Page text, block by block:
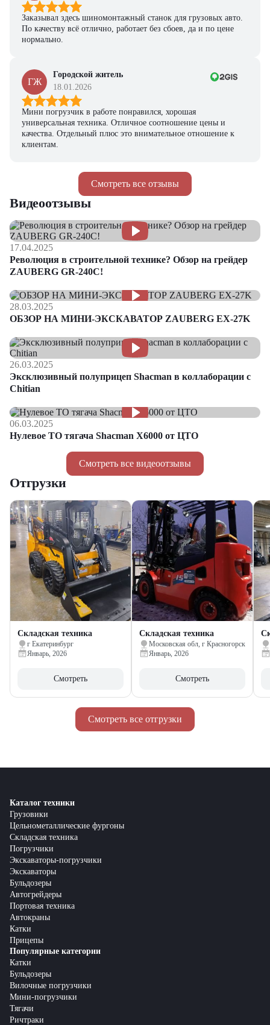
Смотреть все отзывы
Заказывал здесь шиномонтажный станок для грузовых авто.
По качеству всё отлично, работает без сбоев, да и по цене
нормально.
ГЖ
Городской житель
18.01.2026
Мини погрузчик в работе понравился, хорошая
универсальная техника. Отличное соотношение цены и
качества. Отдельный плюс это внимательное отношение к
клиентам.
Смотреть все видеоотзывы
Видеоотзывы
17.04.2025
Революция в строительной технике? Обзор на грейдер
ZAUBERG GR-240C!
28.03.2025
ОБЗОР НА МИНИ-ЭКСКАВАТОР ZAUBERG EX-27K
26.03.2025
Эксклюзивный полуприцеп Shacman в коллаборации с
Chitian
06.03.2025
Нулевое ТО тягача Shacman Х6000 от ЦТО
Смотреть все отгрузки
Отгрузки
Складская техника
г Екатеринбург
Январь, 2026
Смотреть
Складская техника
Московская обл, г Красногорск
Январь, 2026
Смотреть
Каталог техники
Грузовики
Цельнометаллические фургоны
Складская техника
Погрузчики
Экскаваторы-погрузчики
Экскаваторы
Бульдозеры
Автогрейдеры
Портовая техника
Автокраны
Катки
Прицепы
Популярные категории
Катки
Бульдозеры
Вилочные погрузчики
Мини-погрузчики
Тягачи
Ричтраки